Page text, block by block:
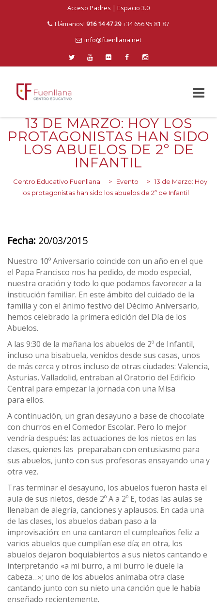
Acceso Padres | Espacio 3.0
Llámanos! 916 14 47 29+34 656 95 81 87
info@fuenllana.net
to
content
13 DE MARZO: HOY LOS
PROTAGONISTAS HAN SIDO
LOS ABUELOS DE 2º DE
INFANTIL
Centro Educativo Fuenllana > Evento > 13 de Marzo: Hoy
los protagonistas han sido los abuelos de 2º de Infantil
Fecha: 20/03/2015
Nuestro 10º Aniversario coincide con un año en el que
el Papa Francisco nos ha pedido, de modo especial,
nuestra oración y todo lo que podamos favorecer a la
institución familiar. En este ámbito del cuidado de la
familia y con el ánimo festivo del Décimo Aniversario,
hemos celebrado la primera edición del Día de los
Abuelos.
A las 9:30 de la mañana los abuelos de 2º de Infantil,
incluso una bisabuela, venidos desde sus casas, unos
de más cerca y otros incluso de otras ciudades: Valencia,
Asturias, Valladolid, entraban al Oratorio del Edificio
Central para empezar la jornada con una Misa
para ellos.
A continuación, un gran desayuno a base de chocolate
con churros en el Comedor Escolar. Pero lo mejor
vendría después: las actuaciones de los nietos en las
clases, quienes las preparaban con entusiasmo para
sus abuelos, junto con sus profesoras ensayando una y
otra vez.
Tras terminar el desayuno, los abuelos fueron hasta el
aula de sus nietos, desde 2º A a 2º E, todas las aulas se
llenaban de alegría, canciones y aplausos. En cada una
de las clases, los abuelos daban paso a la
improvisación: en una cantaron el cumpleaños feliz a
varios abuelos que cumplían ese día; en otra, los
abuelos dejaron boquiabiertos a sus nietos cantando e
interpretando «a mi burro, a mi burro le duele la
cabeza…»; uno de los abuelos animaba otra clase
cantando junto con su nieto una canción que le había
enseñado recientemente.